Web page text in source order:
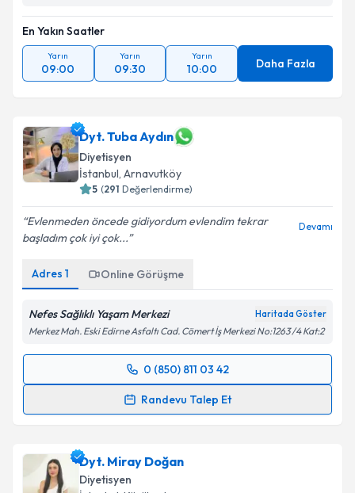
En Yakın Saatler
Yarın
09:00
Yarın
09:30
Yarın
10:00 Daha Fazla
Dyt. Tuba Aydın
Diyetisyen
İstanbul, Arnavutköy
5 (291 Değerlendirme)
Evlenmeden öncede gidiyordum evlendim tekrar
başladım çok iyi çok...
Devamı
Adres 1 Online Görüşme
Nefes Sağlıklı Yaşam Merkezi Haritada Göster
Merkez Mah. Eski Edirne Asfaltı Cad. Cömert İş Merkezi No:1263 /4 Kat:2
0 (850) 811 03 42
Randevu Talep Et
Randevu Takvimi Talebi
hazırlandığında e-posta ile bilgilendireceğiz.
Dyt. Miray Doğan
Diyetisyen